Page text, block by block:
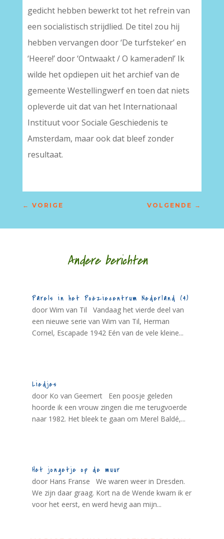
gedicht hebben bewerkt tot het refrein van
een socialistisch strijdlied. De titel zou hij
hebben vervangen door ‘De turfsteker’ en
‘Heere!’ door ‘Ontwaakt / O kameraden!’ Ik
wilde het opdiepen uit het archief van de
gemeente Westellingwerf en toen dat niets
opleverde uit dat van het Internationaal
Instituut voor Sociale Geschiedenis te
Amsterdam, maar ook dat bleef zonder
resultaat.
← VORIGE VOLGENDE →
Andere berichten
Parels in het Poëziecentrum Nederland (4)
door Wim van Til Vandaag het vierde deel van
een nieuwe serie van Wim van Til, Herman
Cornel, Escapade 1942 Eén van de vele kleine...
Liedjes
door Ko van Geemert Een poosje geleden
hoorde ik een vrouw zingen die me terugvoerde
naar 1982. Het bleek te gaan om Merel Baldé,...
Het jongetje op de muur
door Hans Franse We waren weer in Dresden.
We zijn daar graag. Kort na de Wende kwam ik er
voor het eerst, en werd hevig aan mijn...